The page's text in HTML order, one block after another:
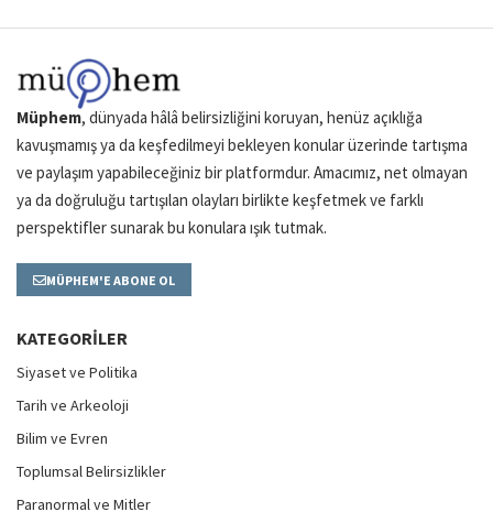
Müphem, dünyada hâlâ belirsizliğini koruyan, henüz açıklığa
kavuşmamış ya da keşfedilmeyi bekleyen konular üzerinde tartışma
ve paylaşım yapabileceğiniz bir platformdur. Amacımız, net olmayan
ya da doğruluğu tartışılan olayları birlikte keşfetmek ve farklı
perspektifler sunarak bu konulara ışık tutmak.
MÜPHEM'E ABONE OL
KATEGORILER
Siyaset ve Politika
Tarih ve Arkeoloji
Bilim ve Evren
Toplumsal Belirsizlikler
Paranormal ve Mitler